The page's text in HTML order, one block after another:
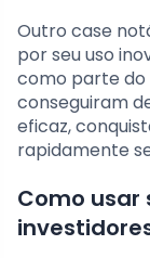
Outro case
por seu uso
como parte do
conseguiram
eficaz,
rapidamente
Como